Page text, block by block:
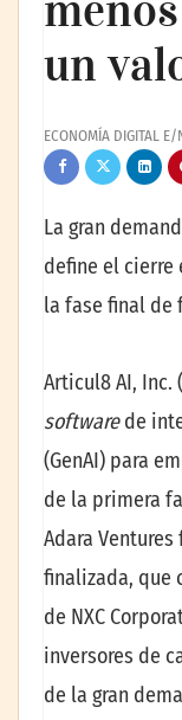
un
ECONOMÍA DIGITAL E/
La gran
define el cierre
la fase final de
Articul8 AI, Inc.
softwarede
(GenAI) para
de la primera
Adara
finalizada, que
de NXC
inversores de
de la gran